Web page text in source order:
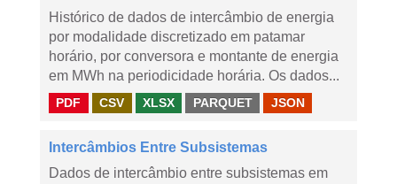
Histórico de dados de intercâmbio de energia
por modalidade discretizado em patamar
horário, por conversora e montante de energia
em MWh na periodicidade horária. Os dados...
PDF CSV XLSX PARQUET JSON
Intercâmbios Entre Subsistemas
Dados de intercâmbio entre subsistemas em